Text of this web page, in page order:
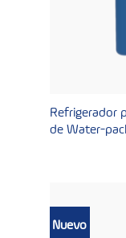
Refrigerador
de Water-
Nuevo